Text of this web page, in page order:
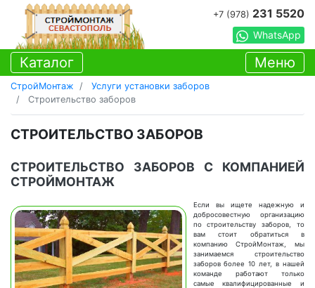
+7 (978) 231 5520
WhatsApp
Каталог Меню
СтройМонтаж
Услуги установки заборов
Строительство заборов
СТРОИТЕЛЬСТВО ЗАБОРОВ
СТРОИТЕЛЬСТВО ЗАБОРОВ С КОМПАНИЕЙ
СТРОЙМОНТАЖ
Если вы ищете надежную и
добросовестную организацию
по строительству заборов, то
вам стоит обратиться в
компанию СтройМонтаж, мы
занимаемся строительство
заборов более 10 лет, в нашей
команде работают только
самые квалифицированные и